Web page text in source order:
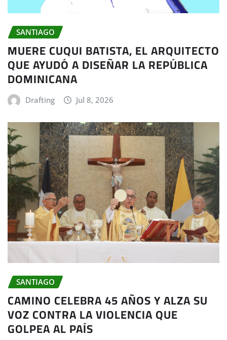
SANTIAGO
MUERE CUQUI BATISTA, EL ARQUITECTO
QUE AYUDÓ A DISEÑAR LA REPÚBLICA
DOMINICANA
Drafting Jul 8, 2026
SANTIAGO
CAMINO CELEBRA 45 AÑOS Y ALZA SU
VOZ CONTRA LA VIOLENCIA QUE
GOLPEA AL PAÍS